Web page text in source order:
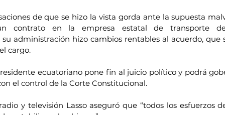
de que se hizo la vista gorda ante la supuesta
contrato en la empresa estatal de transporte
administración hizo cambios rentables al acuerdo, que
cargo.
ecuatoriano pone fin al juicio político y podrá
el control de la Corte Constitucional.
y televisión Lasso aseguró que “todos los esfuerzos